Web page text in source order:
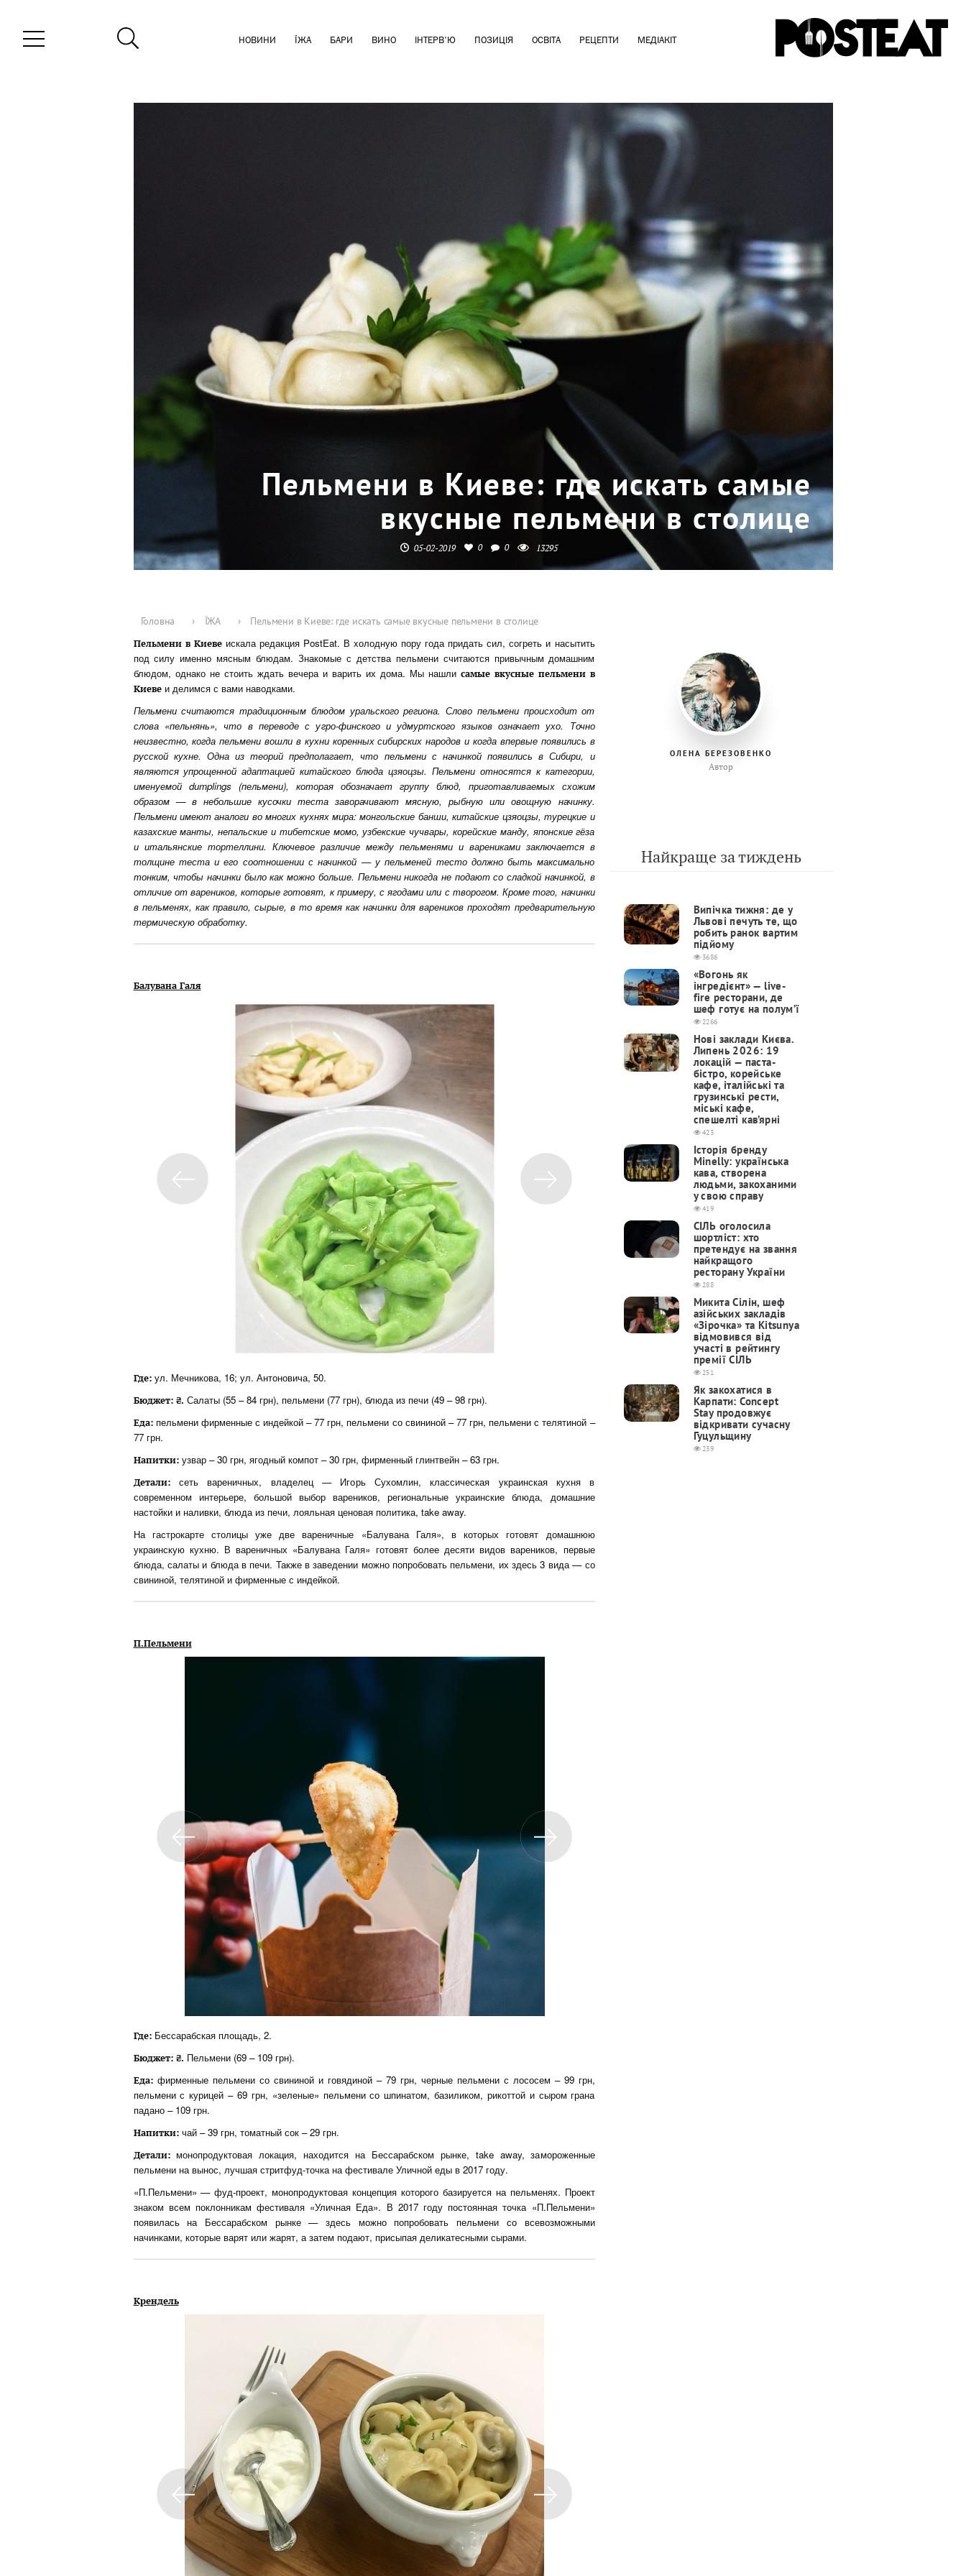
НОВИНИ ЇЖА БАРИ ВИНО ІНТЕРВ'Ю ПОЗИЦІЯ ОСВІТА РЕЦЕПТИ МЕДІАКІТ
Пельмени в Киеве: где искать самые
вкусные пельмени в столице
05-02-2019 0 0 13295
Головна › ЇЖА ›
Пельмени в Киеве: где искать самые вкусные пельмени в столице
Пельмени в Киеве искала редакция PostEat. В холодную пору года придать сил, согреть и насытить
под силу именно мясным блюдам. Знакомые с детства пельмени считаются привычным домашним
блюдом, однако не стоить ждать вечера и варить их дома. Мы нашли самые вкусные пельмени в
Киевеи делимся с вами наводками.
Пельмени считаются традиционным блюдом уральского региона. Слово пельмени происходит от
слова «пельнянь», что в переводе с угро-финского и удмуртского языков означает ухо. Точно
неизвестно, когда пельмени вошли в кухни коренных сибирских народов и когда впервые появились в
русской кухне. Одна из теорий предполагает, что пельмени с начинкой появились в Сибири, и
являются упрощенной адаптацией китайского блюда цзяоцзы. Пельмени относятся к категории,
именуемой dumplings (пельмени), которая обозначает группу блюд, приготавливаемых схожим
образом — в небольшие кусочки теста заворачивают мясную, рыбную или овощную начинку.
Пельмени имеют аналоги во многих кухнях мира: монгольские банши, китайские цзяоцзы, турецкие и
казахские манты, непальские и тибетские момо, узбекские чучвары, корейские манду, японские гёза
и итальянские тортеллини. Ключевое различие между пельменями и варениками заключается в
толщине теста и его соотношении с начинкой — у пельменей тесто должно быть максимально
тонким, чтобы начинки было как можно больше. Пельмени никогда не подают со сладкой начинкой, в
отличие от вареников, которые готовят, к примеру, с ягодами или с творогом. Кроме того, начинки
в пельменях, как правило, сырые, в то время как начинки для вареников проходят предварительную
термическую обработку.
Балувана Галя
Где:ул. Мечникова, 16; ул. Антоновича, 50.
Бюджет: ₴. Салаты (55 – 84 грн), пельмени (77 грн), блюда из печи (49 – 98 грн).
Еда:пельмени фирменные с индейкой – 77 грн, пельмени со свининой – 77 грн, пельмени с телятиной –
77 грн.
Напитки:узвар – 30 грн, ягодный компот – 30 грн, фирменный глинтвейн – 63 грн.
Детали:сеть вареничных, владелец — Игорь Сухомлин, классическая украинская кухня в
современном интерьере, большой выбор вареников, региональные украинские блюда, домашние
настойки и наливки, блюда из печи, лояльная ценовая политика, take away.
На гастрокарте столицы уже две вареничные «Балувана Галя», в которых готовят домашнюю
украинскую кухню. В вареничных «Балувана Галя» готовят более десяти видов вареников, первые
блюда, салаты и блюда в печи. Также в заведении можно попробовать пельмени, их здесь 3 вида — со
свининой, телятиной и фирменные с индейкой.
П.Пельмени
Где:Бессарабская площадь, 2.
Бюджет: ₴. Пельмени (69 – 109 грн).
Еда:фирменные пельмени со свининой и говядиной – 79 грн, черные пельмени с лососем – 99 грн,
пельмени с курицей – 69 грн, «зеленые» пельмени со шпинатом, базиликом, рикоттой и сыром грана
падано – 109 грн.
Напитки:чай – 39 грн, томатный сок – 29 грн.
Детали:монопродуктовая локация, находится на Бессарабском рынке, take away, замороженные
пельмени на вынос, лучшая стритфуд-точка на фестивале Уличной еды в 2017 году.
«П.Пельмени» — фуд-проект, монопродуктовая концепция которого базируется на пельменях. Проект
знаком всем поклонникам фестиваля «Уличная Еда». В 2017 году постоянная точка «П.Пельмени»
появилась на Бессарабском рынке — здесь можно попробовать пельмени со всевозможными
начинками, которые варят или жарят, а затем подают, присыпая деликатесными сырами.
Крендель
ОЛЕНА БЕРЕЗОВЕНКО
Автор
Найкраще за тиждень
Випічка тижня: де у
Львові печуть те, що
робить ранок вартим
підйому
3686
«Вогонь як
інгредієнт» — live-
fire ресторани, де
шеф готує на полум’ї
2266
Нові заклади Києва.
Липень 2026: 19
локацій — паста-
бістро, корейське
кафе, італійські та
грузинські рести,
міські кафе,
спешелті кав’ярні
423
Історія бренду
Minelly: українська
кава, створена
людьми, закоханими
у свою справу
419
СІЛЬ оголосила
шортліст: хто
претендує на звання
найкращого
ресторану України
288
Микита Сілін, шеф
азійських закладів
«Зірочка» та Kitsunya
відмовився від
участі в рейтингу
премії СІЛЬ
251
Як закохатися в
Карпати: Concept
Stay продовжує
відкривати сучасну
Гуцульщину
239